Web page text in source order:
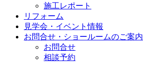
施工レポート
リフォーム
見学会・イベント情報
お問合せ・ショールームのご案内
お問合せ
相談予約